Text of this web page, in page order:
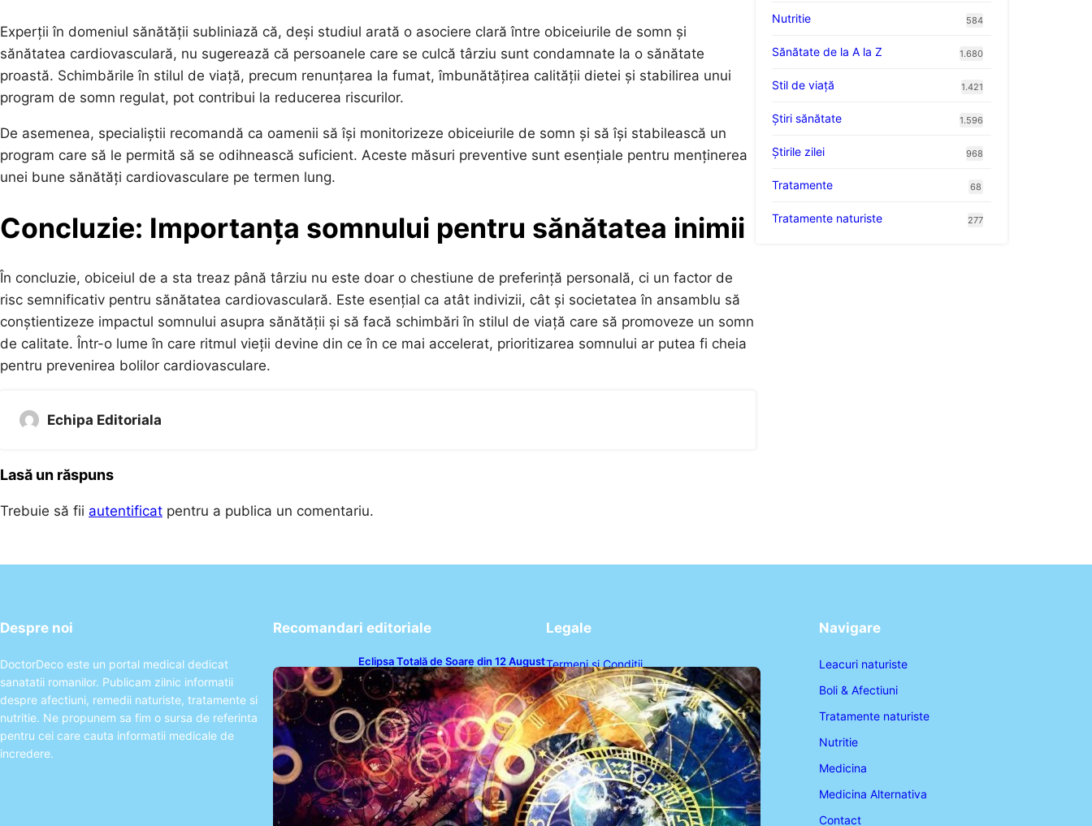
Experții în domeniul sănătății subliniază că, deși studiul arată o asociere clară între obiceiurile de somn și
sănătatea cardiovasculară, nu sugerează că persoanele care se culcă târziu sunt condamnate la o sănătate
proastă. Schimbările în stilul de viață, precum renunțarea la fumat, îmbunătățirea calității dietei și stabilirea unui
program de somn regulat, pot contribui la reducerea riscurilor.
De asemenea, specialiștii recomandă ca oamenii să își monitorizeze obiceiurile de somn și să își stabilească un
program care să le permită să se odihnească suficient. Aceste măsuri preventive sunt esențiale pentru menținerea
unei bune sănătăți cardiovasculare pe termen lung.
Concluzie: Importanța somnului pentru sănătatea inimii
În concluzie, obiceiul de a sta treaz până târziu nu este doar o chestiune de preferință personală, ci un factor de
risc semnificativ pentru sănătatea cardiovasculară. Este esențial ca atât indivizii, cât și societatea în ansamblu să
conștientizeze impactul somnului asupra sănătății și să facă schimbări în stilul de viață care să promoveze un somn
de calitate. Într-o lume în care ritmul vieții devine din ce în ce mai accelerat, prioritizarea somnului ar putea fi cheia
pentru prevenirea bolilor cardiovasculare.
Echipa Editoriala
Lasă un răspuns
Trebuie să fii autentificat pentru a publica un comentariu.
Nutritie 584
Sănătate de la A la Z 1.680
Stil de viaţă 1.421
Ştiri sănătate 1.596
Știrile zilei 968
Tratamente 68
Tratamente naturiste 277
Despre noi
DoctorDeco este un portal medical dedicat
sanatatii romanilor. Publicam zilnic informatii
despre afectiuni, remedii naturiste, tratamente si
nutritie. Ne propunem sa fim o sursa de referinta
pentru cei care cauta informatii medicale de
incredere.
Recomandari editoriale
Eclipsa Totală de Soare din 12 August
2026: O Analiză a Impactului asupra
Trei Zodii și a Ciclului de 18 Ani
Legale
Termeni și Condiții
Politica de Confidențialitate
Politica de Cookies
Disclaimer
Contact
Navigare
Leacuri naturiste
Boli & Afectiuni
Tratamente naturiste
Nutritie
Medicina
Medicina Alternativa
Contact